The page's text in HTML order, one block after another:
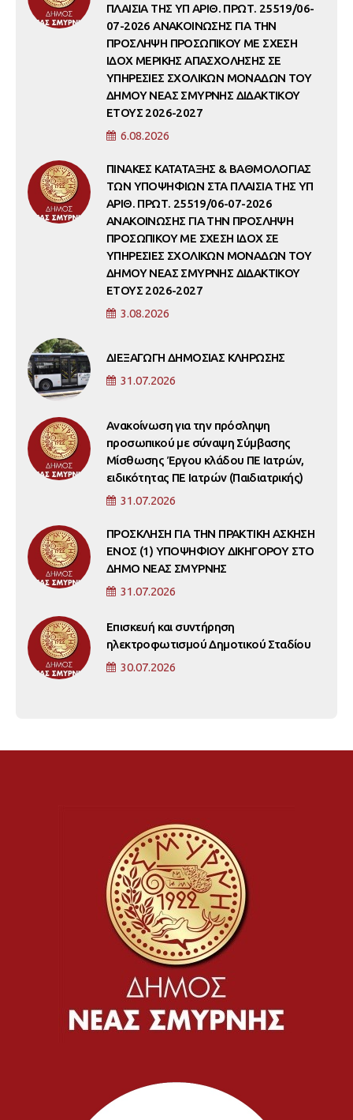
ΠΛΑΙΣΙΑ ΤΗΣ ΥΠ ΑΡΙΘ. ΠΡΩΤ. 25519/06-
07-2026 ΑΝΑΚΟΙΝΩΣΗΣ ΓΙΑ ΤΗΝ
ΠΡΟΣΛΗΨΗ ΠΡΟΣΩΠΙΚΟΥ ΜΕ ΣΧΕΣΗ
ΙΔΟΧ ΜΕΡΙΚΗΣ ΑΠΑΣΧΟΛΗΣΗΣ ΣΕ
ΥΠΗΡΕΣΙΕΣ ΣΧΟΛΙΚΩΝ ΜΟΝΑΔΩΝ ΤΟΥ
ΔΗΜΟΥ ΝΕΑΣ ΣΜΥΡΝΗΣ ΔΙΔΑΚΤΙΚΟΥ
ΕΤΟΥΣ 2026-2027
6.08.2026
ΠΙΝΑΚΕΣ ΚΑΤΑΤΑΞΗΣ & ΒΑΘΜΟΛΟΓΙΑΣ
ΤΩΝ ΥΠΟΨΗΦΙΩΝ ΣΤΑ ΠΛΑΙΣΙΑ ΤΗΣ ΥΠ
ΑΡΙΘ. ΠΡΩΤ. 25519/06-07-2026
ΑΝΑΚΟΙΝΩΣΗΣ ΓΙΑ ΤΗΝ ΠΡΟΣΛΗΨΗ
ΠΡΟΣΩΠΙΚΟΥ ΜΕ ΣΧΕΣΗ ΙΔΟΧ ΣΕ
ΥΠΗΡΕΣΙΕΣ ΣΧΟΛΙΚΩΝ ΜΟΝΑΔΩΝ ΤΟΥ
ΔΗΜΟΥ ΝΕΑΣ ΣΜΥΡΝΗΣ ΔΙΔΑΚΤΙΚΟΥ
ΕΤΟΥΣ 2026-2027
3.08.2026
ΔΙΕΞΑΓΩΓΗ ΔΗΜΟΣΙΑΣ ΚΛΗΡΩΣΗΣ
31.07.2026
Ανακοίνωση για την πρόσληψη
προσωπικού με σύναψη Σύμβασης
Μίσθωσης Έργου κλάδου ΠΕ Ιατρών,
ειδικότητας ΠΕ Ιατρών (Παιδιατρικής)
31.07.2026
ΠΡΟΣΚΛΗΣΗ ΓΙΑ ΤΗΝ ΠΡΑΚΤΙΚΗ ΑΣΚΗΣΗ
ΕΝΟΣ (1) ΥΠΟΨΗΦΙΟΥ ΔΙΚΗΓΟΡΟΥ ΣΤΟ
ΔΗΜΟ ΝΕΑΣ ΣΜΥΡΝΗΣ
31.07.2026
Επισκευή και συντήρηση
ηλεκτροφωτισμού Δημοτικού Σταδίου
30.07.2026